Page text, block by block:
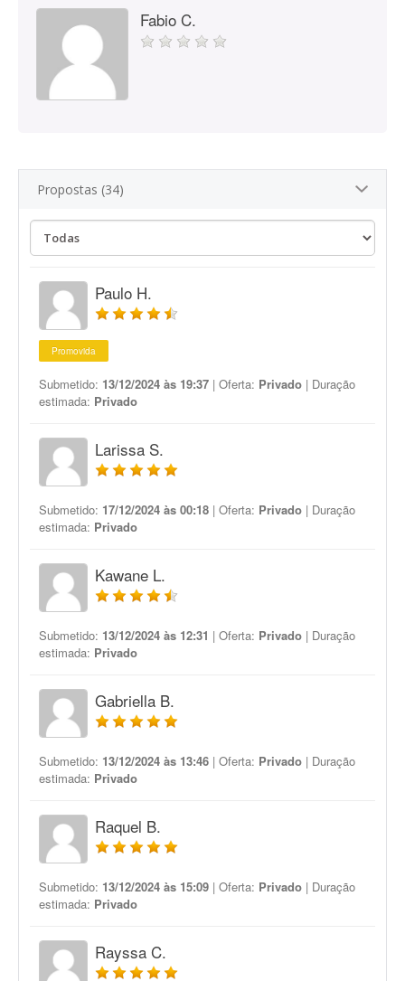
Fabio C.
Propostas (34)
Paulo H.
Promovida
Submetido: 13/12/2024 às 19:37 | Oferta: Privado | Duração
estimada: Privado
Larissa S.
Submetido: 17/12/2024 às 00:18 | Oferta: Privado | Duração
estimada: Privado
Kawane L.
Submetido: 13/12/2024 às 12:31 | Oferta: Privado | Duração
estimada: Privado
Gabriella B.
Submetido: 13/12/2024 às 13:46 | Oferta: Privado | Duração
estimada: Privado
Raquel B.
Submetido: 13/12/2024 às 15:09 | Oferta: Privado | Duração
estimada: Privado
Rayssa C.